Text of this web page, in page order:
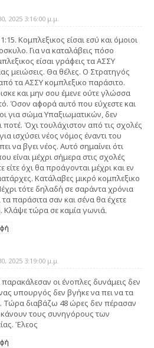
2025 3:16:00 μ.μ.
Κομπλεξικος είσαι εσύ και όμοιοι
Για να καταλάβεις πόσο
είσαι γράφεις τα ΑΣΣΥ
μειώσεις. Θα θέλες. Ο Στρατηγός
τα ΑΣΣΥ κομπλεξικο παράσιτο.
και μην σου έμενε ούτε γλώσσα
Όσον αφορά αυτό που εύχεστε και
για σώμα Υπαξιωματικών, δεν
ποτέ. Όχι τουλάχιστον από τις σχολές
ισχύσει νέος νόμος έναντι του
να βγει νέος. Αυτό σημαίνει ότι
είναι μέχρι σήμερα στις σχολές
είτε όχι θα προάγονται μέχρι και εν
Κατάλαβες μικρό κομπλεξικο
τότε δηλαδή σε σαράντα χρόνια
παράσιτα σαν και σένα θα έχετε
Κλάψε τώρα σε καμία γωνιά.
2025 3:19:00 μ.μ.
οι ένοπλες δυνάμεις δεν
υπουργός δεν βγήκε να πει να τα
Τώρα διαβάζω 48 ώρες δεν πέρασαν
τους συνηγόρους των
Έλεος